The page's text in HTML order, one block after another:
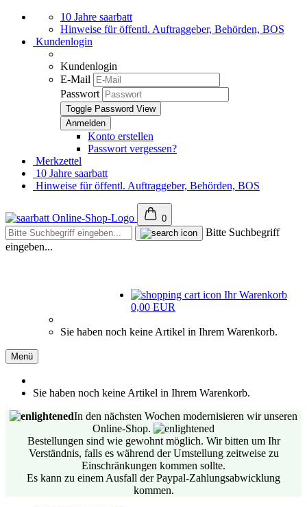
10 Jahre saarbatt
Hinweise für öffentl. Auftraggeber, Behörden, BOS
Kundenlogin
Kundenlogin
E-Mail
Passwort
Toggle Password View
Konto erstellen
Passwort vergessen?
Merkzettel
10 Jahre saarbatt
Hinweise für öffentl. Auftraggeber, Behörden, BOS
0
Bitte Suchbegriff
eingeben...
Ihr Warenkorb
0,00 EUR
Sie haben noch keine Artikel in Ihrem Warenkorb.
Menü
Sie haben noch keine Artikel in Ihrem Warenkorb.
In den nächsten Wochen modernisieren wir unseren
Online-Shop.
Bestellungen sind wie gewohnt möglich. Wir bitten um Ihr
Verständnis, falls es während der Umstellung zeitweise zu
Einschränkungen kommen sollte.
Es kann zu einem Ausfall der Paypal-Zahlungsabwicklung
kommen.